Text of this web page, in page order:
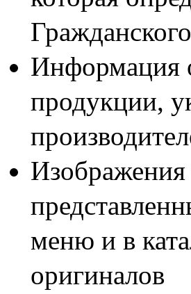
Информация
продукции,
меню и в
оригиналов